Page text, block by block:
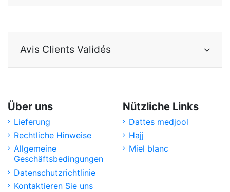
Avis Clients Validés
Über uns
Lieferung
Rechtliche Hinweise
Allgemeine
Geschäftsbedingungen
Datenschutzrichtlinie
Kontaktieren Sie uns
Nützliche Links
Dattes medjool
Hajj
Miel blanc